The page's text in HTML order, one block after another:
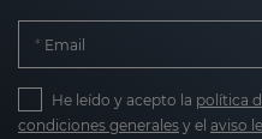
Email
He leído y acepto la política
condiciones generales y el aviso